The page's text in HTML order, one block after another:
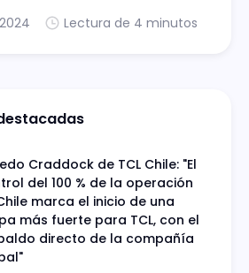
Lectura de 4 minutos
Craddock de TCL Chile: "El
del 100 % de la operación
marca el inicio de una
más fuerte para TCL, con el
directo de la compañía